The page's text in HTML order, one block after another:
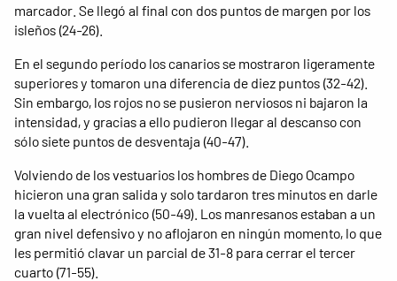
marcador. Se llegó al final con dos puntos de margen por los
isleños (24-26).
En el segundo período los canarios se mostraron ligeramente
superiores y tomaron una diferencia de diez puntos (32-42).
Sin embargo, los rojos no se pusieron nerviosos ni bajaron la
intensidad, y gracias a ello pudieron llegar al descanso con
sólo siete puntos de desventaja (40-47).
Volviendo de los vestuarios los hombres de Diego Ocampo
hicieron una gran salida y solo tardaron tres minutos en darle
la vuelta al electrónico (50-49). Los manresanos estaban a un
gran nivel defensivo y no aflojaron en ningún momento, lo que
les permitió clavar un parcial de 31-8 para cerrar el tercer
cuarto (71-55).